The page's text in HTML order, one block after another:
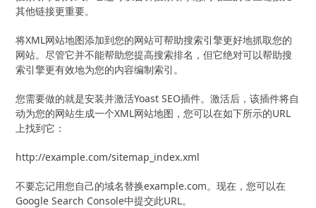
其他链接更重要。
将XML网站地图添加到您的网站可帮助搜索引擎更好地抓取您的
网站。尽管它并不能帮助您提高搜索排名，但它绝对可以帮助搜
索引擎更有效地为您的内容编制索引。
您需要做的就是安装并激活Yoast SEO插件。激活后，该插件将自
动为您的网站生成一个XML网站地图，您可以在如下所示的URL
上找到它：
http://example.com/sitemap_index.xml
不要忘记用您自己的域名替换example.com。现在，您可以在
Google Search Console中提交此URL。